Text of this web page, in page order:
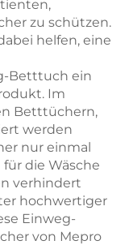
zu schützen.
helfen, eine
Betttuch ein
Im
Betttüchern,
werden
nur einmal
die Wäsche
verhindert
hochwertiger
Einweg-
von Mepro